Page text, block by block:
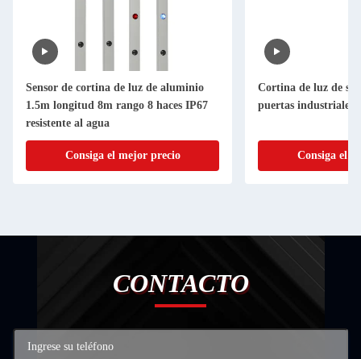
Sensor de cortina de luz de aluminio
1.5m longitud 8m rango 8 haces IP67
resistente al agua
Consiga el mejor precio
Cortina de luz de
puertas industriales
Consiga el
CONTACTO